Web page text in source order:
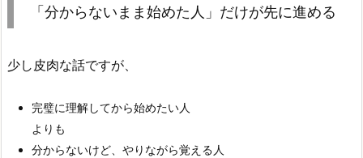
「分からないまま始めた人」だけが先に進める
少し皮肉な話ですが、
完璧に理解してから始めたい人
よりも
分からないけど、やりながら覚える人